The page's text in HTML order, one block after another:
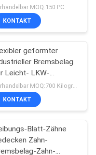
MOQ:150 PC
KONTAKT
geformter
Bremsbelag
Leicht- LKW-
Motorrad
Verhandelbar MOQ:700 Kilogramm
KONTAKT
Blatt-Zähne
Zahn-
Zahn-